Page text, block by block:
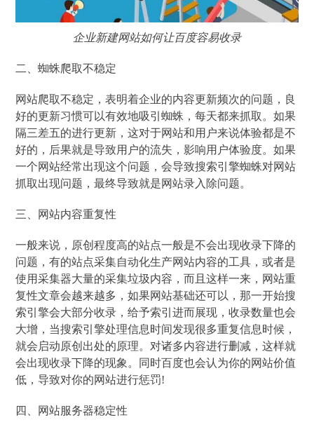
企业新建网站如何让百度容易收录
二、蜘蛛爬取不稳定
网站爬取不稳定，表明着企业的内容更新频次的问题，良
好的更新习惯可以有效地吸引蜘蛛，每天都来抓取。如果
隔三差五的进行更新，这对于网站和用户来说体验都是不
好的，后果就是导致用户的流失，影响用户体验度。如果
一个网站经常出现这个问题，会导致搜索引擎蜘蛛对网站
抓取出现问题，最终导致就是网站录入除问题。
三、网站内容重复性
一般来说，原创程度高的站点一般是不会出现收录下降的
问题，有的站点采集自动化生产网站内容的工具，或者是
使用采集器大量的采集垃圾内容，而且这样一来，网站重
复性文章会越来越多，如果网站基础还可以，那一开始搜
索引擎会大部分收录，给予索引进而展现，收录数量也会
大增，当搜索引擎处理信息时间发现很多重复信息时候，
就会启动原创出处的原理。对诸多内容进行删减，这样就
会出现收录下降的现象。同时百度也会认为你的网站价值
低，导致对你的网站进行惩罚!
四、网站服务器稳定性